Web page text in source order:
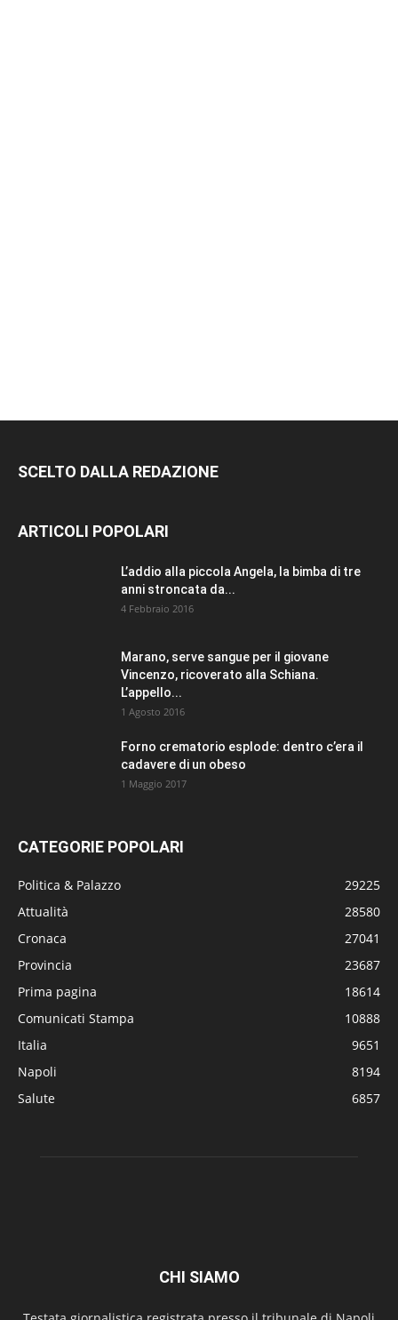
SCELTO DALLA REDAZIONE
ARTICOLI POPOLARI
L’addio alla piccola Angela, la bimba di tre
anni stroncata da...
4 Febbraio 2016
Marano, serve sangue per il giovane
Vincenzo, ricoverato alla Schiana.
L’appello...
1 Agosto 2016
Forno crematorio esplode: dentro c’era il
cadavere di un obeso
1 Maggio 2017
CATEGORIE POPOLARI
Politica & Palazzo
29225
Attualità
28580
Cronaca
27041
Provincia
23687
Prima pagina
18614
Comunicati Stampa
10888
Italia
9651
Napoli
8194
Salute
6857
CHI SIAMO